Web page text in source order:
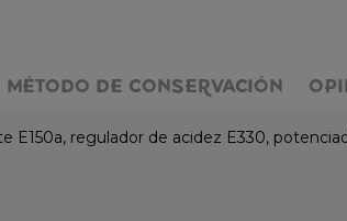
MÉTODO DE CONSERVACIÓN
E150a, regulador de acidez E330,